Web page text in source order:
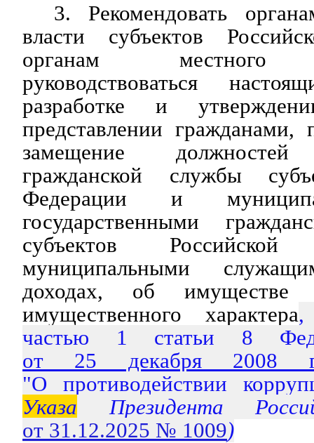
3. Рекомендовать
власти субъектов
органам местного
руководствоваться
разработке и
представлении
замещение должностей
гражданской службы
Федерации и
государственными
субъектов
муниципальными
доходах, об имуществе и
имущественного характера,
частью 1 статьи 8
от 25 декабря
"О противодействии
Указа Президента
от 31.12.2025 № 1009)